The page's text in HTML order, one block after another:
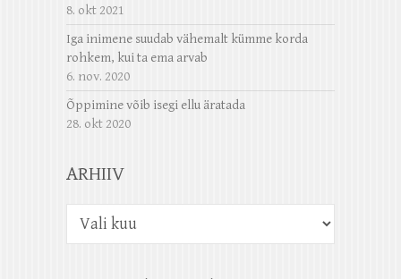
8. okt 2021
Iga inimene suudab vähemalt kümme korda
rohkem, kui ta ema arvab
6. nov. 2020
Õppimine võib isegi ellu äratada
28. okt 2020
ARHIIV